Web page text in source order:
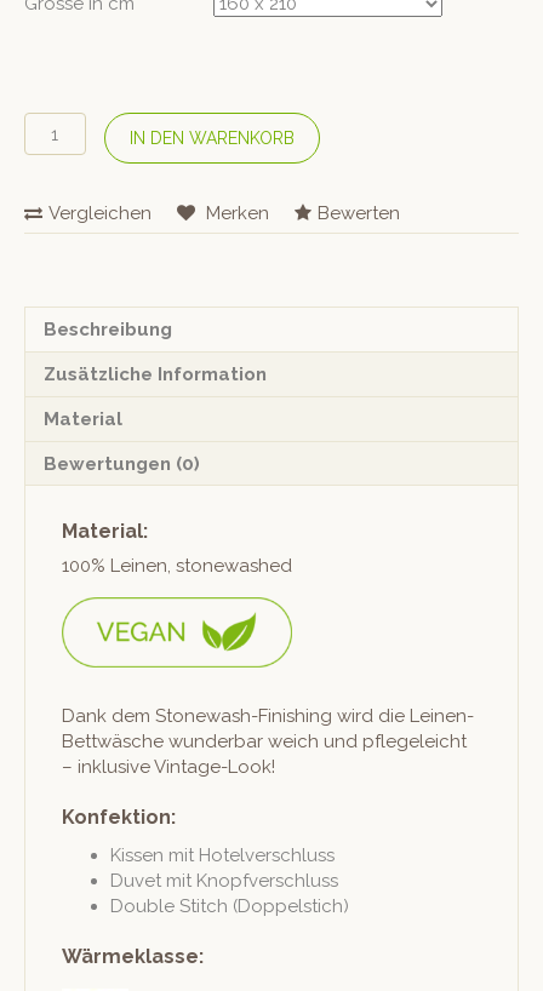
#lavie
Leinen-
«Linus»
Sky
IN DEN WARENKORB
Vergleichen Merken Bewerten
Beschreibung
Zusätzliche Information
Material
Bewertungen (0)
Material:
100% Leinen, stonewashed
Dank dem Stonewash-Fin­ish­ing wird die Leinen-
Bet­twäsche wun­der­bar weich und pflegele­icht
– inklu­sive Vintage-Look!
Konfektion:
Kissen mit Hotelverschluss
Duvet mit Knopfverschluss
Dou­ble Stitch (Dop­pel­stich)
Wärmeklasse: